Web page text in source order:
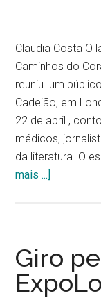
Claudia Costa O
Caminhos do
reuniu um
Cadeião, em
22 de abril ,
médicos,
da literatura. O
mais ...]
Giro